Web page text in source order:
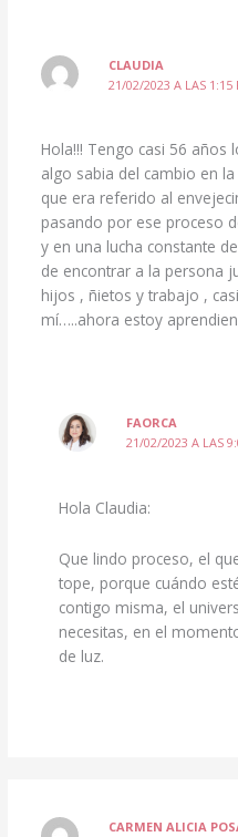
CLAUDIA
21/02/2023 A LAS 1:15
Hola!!! Tengo casi 56
algo sabia del cambio en
que era referido al
pasando por ese proceso
y en una lucha constante
de encontrar a la persona
hijos , ñietos y trabajo ,
mí…..ahora estoy
FAORCA
21/02/2023 A LAS
Hola Claudia:
Que lindo proceso, el
tope, porque cuándo
contigo misma, el
necesitas, en el
de luz.
CARMEN ALICIA